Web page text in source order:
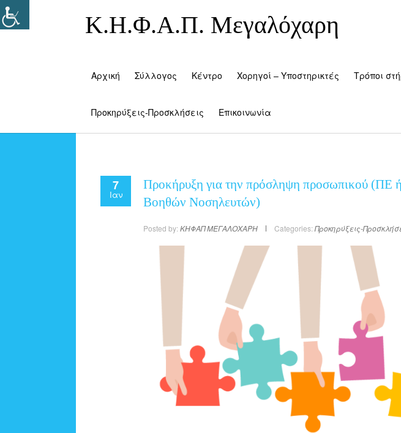
Κ.Η.Φ.Α.Π. Μεγαλόχαρη
Αρχική Σύλλογος Κέντρο Χορηγοί – Υποστηρικτές Τρόποι
Προκηρύξεις-Προσκλήσεις Επικοινωνία
7
Ιαν
Προκήρυξη για την πρόσληψη προσωπικού
Βοηθών Νοσηλευτών)
Posted by: ΚΗΦΑΠ ΜΕΓΑΛΟΧΑΡΗ Categories: Προκηρύξεις-